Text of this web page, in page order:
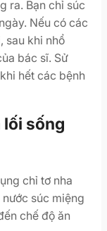
ra. Bạn chỉ súc
Nếu có các
sau khi nhổ
bác sĩ. Sử
hết các bệnh
lối sống
chỉ tơ nha
súc miệng
chế độ ăn